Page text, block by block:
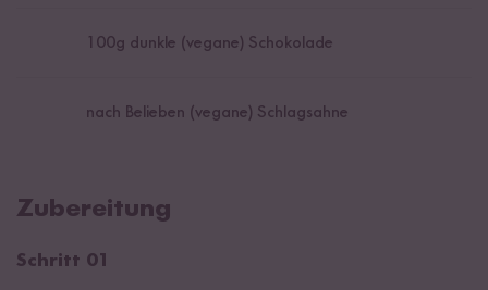
100g dunkle (vegane) Schokolade
nach Belieben (vegane) Schlagsahne
Zubereitung
Schritt 01